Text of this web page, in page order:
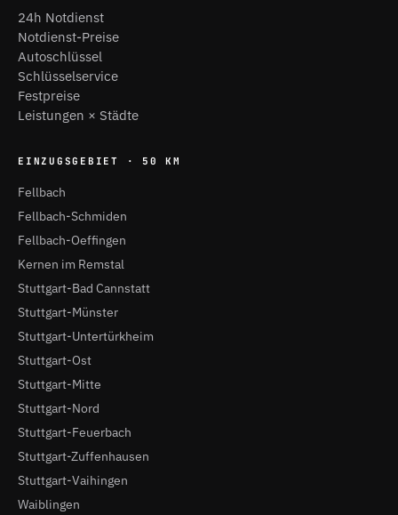
24h Notdienst
Notdienst-Preise
Autoschlüssel
Schlüsselservice
Festpreise
Leistungen × Städte
EINZUGSGEBIET · 50 KM
Fellbach
Fellbach-Schmiden
Fellbach-Oeffingen
Kernen im Remstal
Stuttgart-Bad Cannstatt
Stuttgart-Münster
Stuttgart-Untertürkheim
Stuttgart-Ost
Stuttgart-Mitte
Stuttgart-Nord
Stuttgart-Feuerbach
Stuttgart-Zuffenhausen
Stuttgart-Vaihingen
Waiblingen